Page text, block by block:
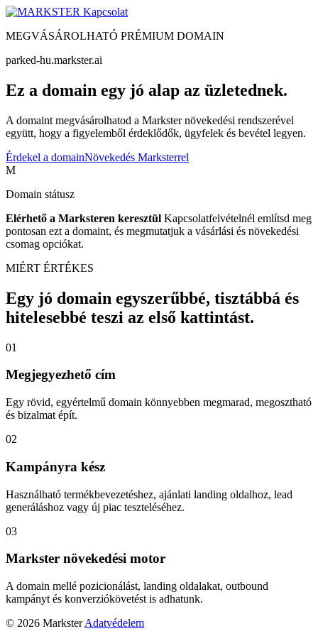
Kapcsolat
MEGVÁSÁROLHATÓ PRÉMIUM DOMAIN
parked-hu.markster.ai
Ez a domain egy jó alap az üzletednek.
A domaint megvásárolhatod a Markster növekedési rendszerével
együtt, hogy a figyelemből érdeklődők, ügyfelek és bevétel legyen.
Érdekel a domainNövekedés Marksterrel
M
Domain státusz
Elérhető a Marksteren keresztül Kapcsolatfelvételnél említsd meg
pontosan ezt a domaint, és megmutatjuk a vásárlási és növekedési
csomag opciókat.
MIÉRT ÉRTÉKES
Egy jó domain egyszerűbbé, tisztábbá és
hitelesebbé teszi az első kattintást.
01
Megjegyezhető cím
Egy rövid, egyértelmű domain könnyebben megmarad, megosztható
és bizalmat épít.
02
Kampányra kész
Használható termékbevezetéshez, ajánlati landing oldalhoz, lead
generáláshoz vagy új piac teszteléséhez.
03
Markster növekedési motor
A domain mellé pozicionálást, landing oldalakat, outbound
kampányt és konverziókövetést is adhatunk.
© 2026 Markster Adatvédelem